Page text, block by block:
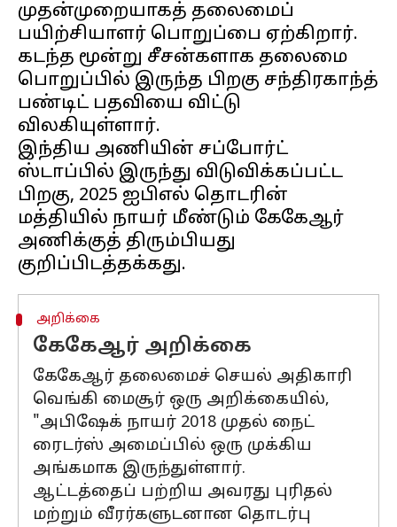
முதன்முறையாகத் தலைமைப்
பயிற்சியாளர் பொறுப்பை ஏற்கிறார்.
கடந்த மூன்று சீசன்களாக தலைமை
பொறுப்பில் இருந்த பிறகு சந்திரகாந்த்
பண்டிட் பதவியை விட்டு
விலகியுள்ளார்.
இந்திய அணியின் சப்போர்ட்
ஸ்டாப்பில் இருந்து விடுவிக்கப்பட்ட
பிறகு, 2025 ஐபிஎல் தொடரின்
மத்தியில் நாயர் மீண்டும் கேகேஆர்
அணிக்குத் திரும்பியது
அறிக்கை
கேகேஆர் அறிக்கை
கேகேஆர் தலைமைச் செயல் அதிகாரி
வெங்கி மைசூர் ஒரு அறிக்கையில்,
"அபிஷேக் நாயர் 2018 முதல் நைட்
ரைடர்ஸ் அமைப்பில் ஒரு முக்கிய
அங்கமாக இருந்துள்ளார்.
ஆட்டத்தைப் பற்றிய அவரது புரிதல்
மற்றும் வீரர்களுடனான தொடர்பு